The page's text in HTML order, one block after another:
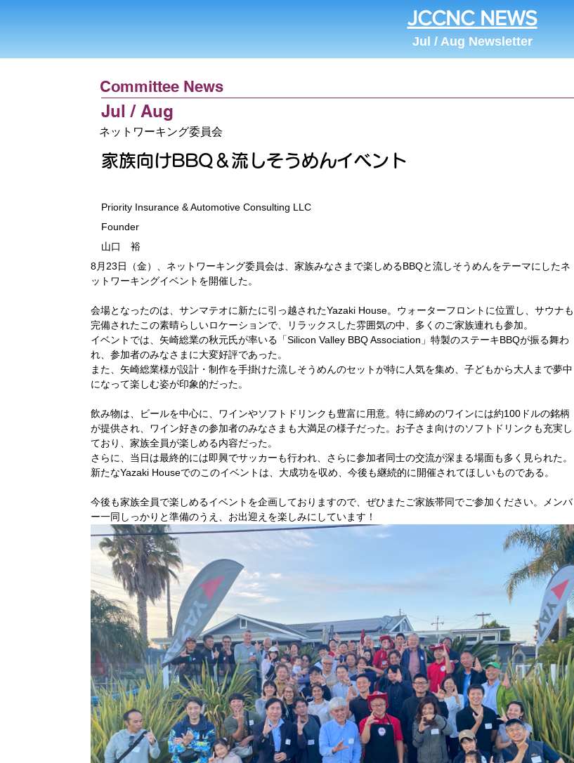
JCCNC NEWS
Jul / Aug Newsletter
Committee News
Jul / Aug
ネットワーキング委員会
家族向けBBQ＆流しそうめんイベント
Priority Insurance & Automotive Consulting LLC
Founder
山口 裕
8月23日（金）、ネットワーキング委員会は、家族みなさまで楽しめるBBQと流しそうめんをテーマにしたネ
ットワーキングイベントを開催した。
会場となったのは、サンマテオに新たに引っ越されたYazaki House。ウォーターフロントに位置し、サウナも
完備されたこの素晴らしいロケーションで、リラックスした雰囲気の中、多くのご家族連れも参加。
イベントでは、矢崎総業の秋元氏が率いる「Silicon Valley BBQ Association」特製のステーキBBQが振る舞わ
れ、参加者のみなさまに大変好評であった。
また、矢崎総業様が設計・制作を手掛けた流しそうめんのセットが特に人気を集め、子どもから大人まで夢中
になって楽しむ姿が印象的だった。
飲み物は、ビールを中心に、ワインやソフトドリンクも豊富に用意。特に締めのワインには約100ドルの銘柄
が提供され、ワイン好きの参加者のみなさまも大満足の様子だった。お子さま向けのソフトドリンクも充実し
ており、家族全員が楽しめる内容だった。
さらに、当日は最終的には即興でサッカーも行われ、さらに参加者同士の交流が深まる場面も多く見られた。
新たなYazaki Houseでのこのイベントは、大成功を収め、今後も継続的に開催されてほしいものである。
今後も家族全員で楽しめるイベントを企画しておりますので、ぜひまたご家族帯同でご参加ください。メンバ
ー一同しっかりと準備のうえ、お出迎えを楽しみにしています！